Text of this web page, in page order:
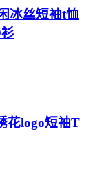
冰丝短袖t恤
花logo短袖T